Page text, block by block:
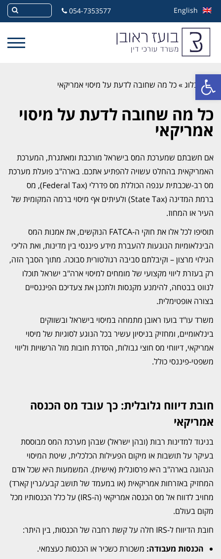
פתח סרגל נגישות
English
054-7353577
» בלוג»כל מה שחובה לדעת על מיסוי אמריקאי
כל מה שחובה לדעת על מיסוי
אמריקאי
אם חשבתם שמערכת המס בישראל מורכבת ומאתגרת, המערכת
האמריקאית בהחלט עשויה להפתיע אתכם. בארה"ב פועלת מערכת
מס רב-שכבתית ענפה הכוללת מס פדרלי (Federal Tax), מס
ברמת המדינה (State Tax) ולעיתים אף מיסוי ברמה המקומית של
העיר או המחוז.
תוסיפו לכל אלו את חוקי ה-FATCA הנוקשים, את אמנות המס
הבינלאומיות הנוגעות להעברת מידע פיננסי בין מדינות, ואת הליכי
הגילוי מרצון – וקיבלתם סביבה רגולטורית סבוכה. מתוך הסבך הזה,
רק בעזרת ליווי מקצועי של מומחים למיסוי ארה"ב ישראל תוכלו
לנווט בבטחה, להימנע מקנסות ולתכנן את צעדיכם הפיננסיים
בצורה אופטימלית.
משרד עו"ד בועז ראובן מתמחה במיסוי בישראל ובשווקים
בינלאומיים, ומחזיק בניסיון עשיר בכל הנוגע לסוגיות של מיסוי
אמריקאי, דיווחי מס חוצי גבולות, הסדרת חובות מול הרשויות וליווי
משפטי-פיננסי כולל.
חובת דיווח גלובלית: כך עובד מס הכנסה
אמריקאי
בניגוד למדינות רבות (ובהן ישראל) שבהן מערכת המס מבוססת
בעיקר על תושבות או מיקום הפעילות הכלכלית, שיטת המיסוי
הנהוגה בארה"ב היא פרסונלית (אישית). המשמעות היא שכל אדם
המחזיק באזרחות אמריקאית (או במעמד של תושב קבע/גרין קארד)
מחויב לדווח אל מס הכנסה אמריקאי
(ה-IRS) על כלל הכנסותיו מכל
מקום בעולם.
חובת הדיווח ל-IRS חלה על קשת רחבה של הכנסות, בין היתר:
הכנסות מעבודה: משכורת כשכיר או הכנסות כעצמאי.